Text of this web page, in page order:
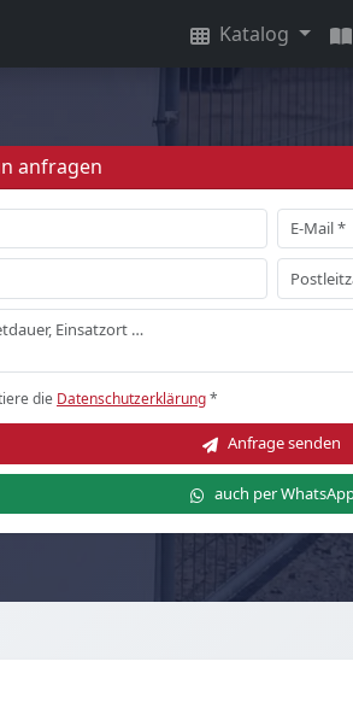
Katalog
anfragen
die Datenschutzerklärung*
Anfrage senden
auch per